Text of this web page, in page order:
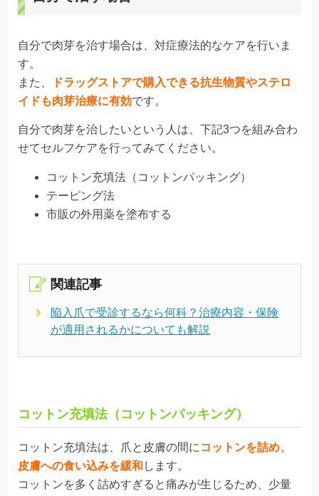
自分で肉芽を治す場合は、 対症療法的なケアを行いま
す。
また、
ドラッグストアで購入できる抗生物質やステロ
イドも肉芽治療に有効です。
自分で肉芽を治したいという人は、 下記3つを組み合わ
せてセルフケアを行ってみてください。
コットン充填法（コットンパッキング）
テーピング法
市販の外用薬を塗布する
関連記事
陥入爪で受診するなら何科？治療内容・保険
が適用されるかについても解説
コットン充填法（コットンパッキング）
コットン充填法は、爪と皮膚の間に コットンを詰め、
皮膚への食い込みを緩和 します。
コットンを多く詰めすぎると痛みが生じるため、少量